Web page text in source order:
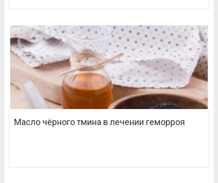
Масло чёрного тмина в лечении геморроя